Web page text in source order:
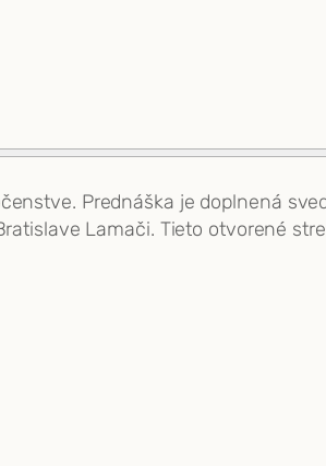
Prednáška je doplnená
Lamači. Tieto otvorené